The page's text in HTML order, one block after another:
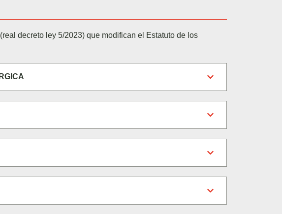
decreto ley 5/2023) que modifican el Estatuto de los